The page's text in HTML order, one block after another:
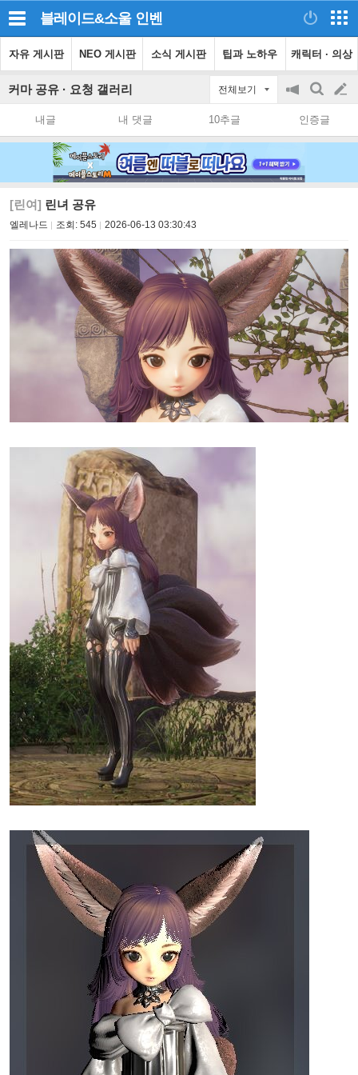
블레이드&소울 인벤
자유 게시판 NEO 게시판 소식 게시판 팁과 노하우 캐릭터 · 의상
커마 공유 · 요청 갤러리 전체보기
공
on/off
검
색
글
쓰
내글 내 댓글 10추글 인증글
[린여] 린녀 공유
엘레나드 조회: 545 2026-06-13 03:30:43